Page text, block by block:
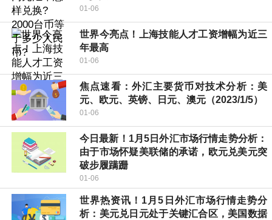
01-06
世界今亮点！上海技能人才工资增幅为近三
年最高
01-06
焦点速看：外汇主要货币对技术分析：美
元、欧元、英镑、日元、澳元（2023/1/5）
01-06
今日最新！1月5日外汇市场行情走势分析：
由于市场怀疑美联储的承诺，欧元兑美元突
破步履蹒跚
01-06
世界热资讯！1月5日外汇市场行情走势分
析：美元兑日元处于关键汇合区，美国数据